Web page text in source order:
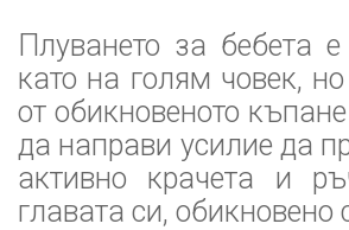
Плуването за бебета
като на голям човек,
от обикновеното
да направи усилие да
активно крачета и
главата си,